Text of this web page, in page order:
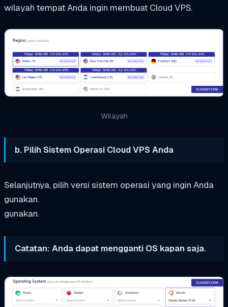
wilayah tempat Anda ingin membuat Cloud VPS.
Wilayah
b. Pilih Sistem Operasi Cloud VPS Anda
Selanjutnya, pilih versi sistem operasi yang ingin Anda
gunakan.
gunakan.
Catatan: Anda dapat mengganti OS kapan saja.